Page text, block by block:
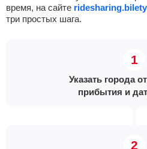
время, на сайте
три простых шага.
Указать города
прибытия и